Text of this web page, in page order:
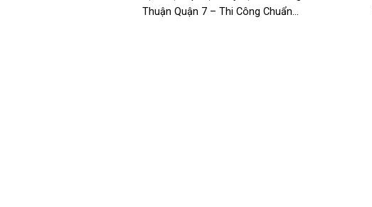
Thuận Quận 7 – Thi Công Chuẩn...